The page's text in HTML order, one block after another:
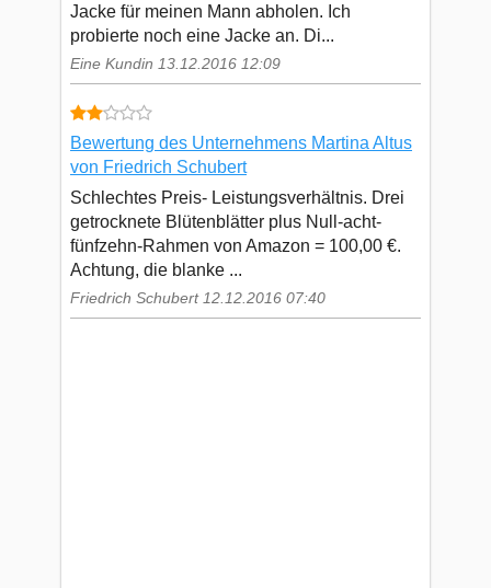
Jacke für meinen Mann abholen. Ich
probierte noch eine Jacke an. Di...
Eine Kundin 13.12.2016 12:09
Bewertung des Unternehmens Martina Altus
von Friedrich Schubert
Schlechtes Preis- Leistungsverhältnis. Drei
getrocknete Blütenblätter plus Null-acht-
fünfzehn-Rahmen von Amazon = 100,00 €.
Achtung, die blanke ...
Friedrich Schubert 12.12.2016 07:40